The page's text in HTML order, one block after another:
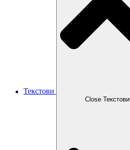
Текстови
Close Текстови